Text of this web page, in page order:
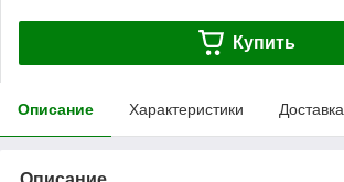
Купить
Описание Характеристики Доставка